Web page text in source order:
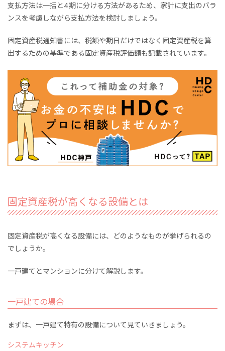
支払方法は一括と4期に分ける方法があるため、家計に支出のバラ
ンスを考慮しながら支払方法を検討しましょう。
固定資産税通知書には、税額や期日だけではなく固定資産税を算
出するための基準である固定資産税評価額も記載されています。
固定資産税が高くなる設備とは
固定資産税が高くなる設備には、どのようなものが挙げられるの
でしょうか。
一戸建てとマンションに分けて解説します。
一戸建ての場合
まずは、一戸建て特有の設備について見ていきましょう。
システムキッチン